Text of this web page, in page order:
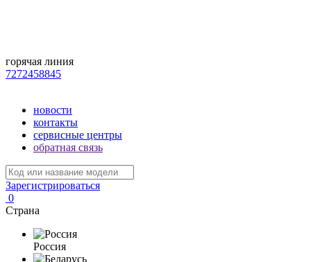
горячая линия
7272458845
новости
контакты
сервисные центры
обратная связь
Зарегистрироваться
0
Страна
Россия